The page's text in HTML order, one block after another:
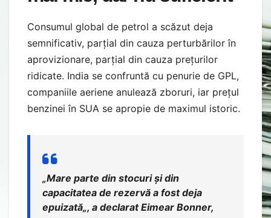
Consumul global de petrol a scăzut deja
semnificativ, parțial din cauza perturbărilor în
aprovizionare, parțial din cauza prețurilor
ridicate. India se confruntă cu penurie de GPL,
companiile aeriene anulează zboruri, iar prețul
benzinei în SUA se apropie de maximul istoric.
„Mare parte din stocuri și din
capacitatea de rezervă a fost deja
epuizată„, a declarat Eimear Bonner,